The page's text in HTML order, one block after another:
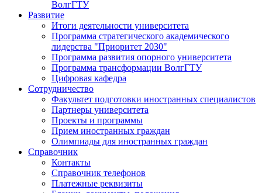
ВолгГТУ
Развитие
Итоги деятельности университета
Программа стратегического академического
лидерства "Приоритет 2030"
Программа развития опорного университета
Программа трансформации ВолгГТУ
Цифровая кафедра
Сотрудничество
Факультет подготовки иностранных специалистов
Партнеры университета
Проекты и программы
Прием иностранных граждан
Олимпиады для иностранных граждан
Справочник
Контакты
Справочник телефонов
Платежные реквизиты